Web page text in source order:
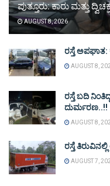
ಪುತ್ತೂರು: ಕಾರು ಮತ್ತು
AUGUST 8, 2026
ರಸ್ತೆ ಅಪಘಾತ:
AUGUST 8,
ರಸ್ತೆ ಬದಿ
ದುರ್ಮರಣ..!!
AUGUST 8,
ರಸ್ತೆ
AUGUST 7,